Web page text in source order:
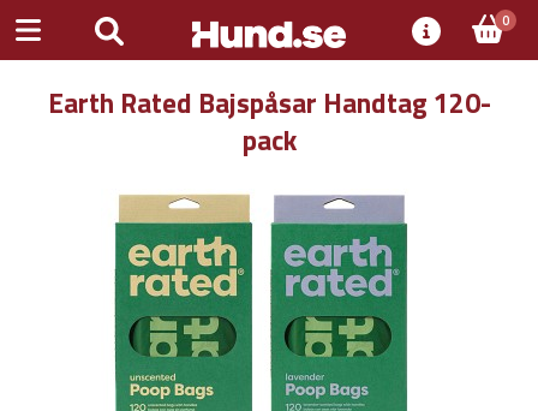
0
Earth Rated Bajspåsar Handtag 120-
pack
Previous